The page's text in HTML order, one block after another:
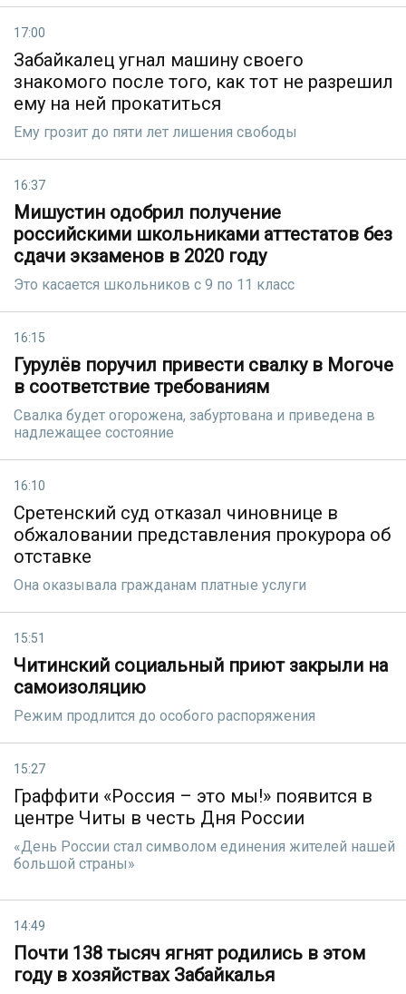
17:00
Забайкалец угнал машину своего
знакомого после того, как тот не разрешил
ему на ней прокатиться
Ему грозит до пяти лет лишения свободы
16:37
Мишустин одобрил получение
российскими школьниками аттестатов без
сдачи экзаменов в 2020 году
Это касается школьников с 9 по 11 класс
16:15
Гурулёв поручил привести свалку в Могоче
в соответствие требованиям
Свалка будет огорожена, забуртована и приведена в
надлежащее состояние
16:10
Сретенский суд отказал чиновнице в
обжаловании представления прокурора об
отставке
Она оказывала гражданам платные услуги
15:51
Читинский социальный приют закрыли на
самоизоляцию
Режим продлится до особого распоряжения
15:27
Граффити «Россия – это мы!» появится в
центре Читы в честь Дня России
«День России стал символом единения жителей нашей
большой страны»
14:49
Почти 138 тысяч ягнят родились в этом
году в хозяйствах Забайкалья